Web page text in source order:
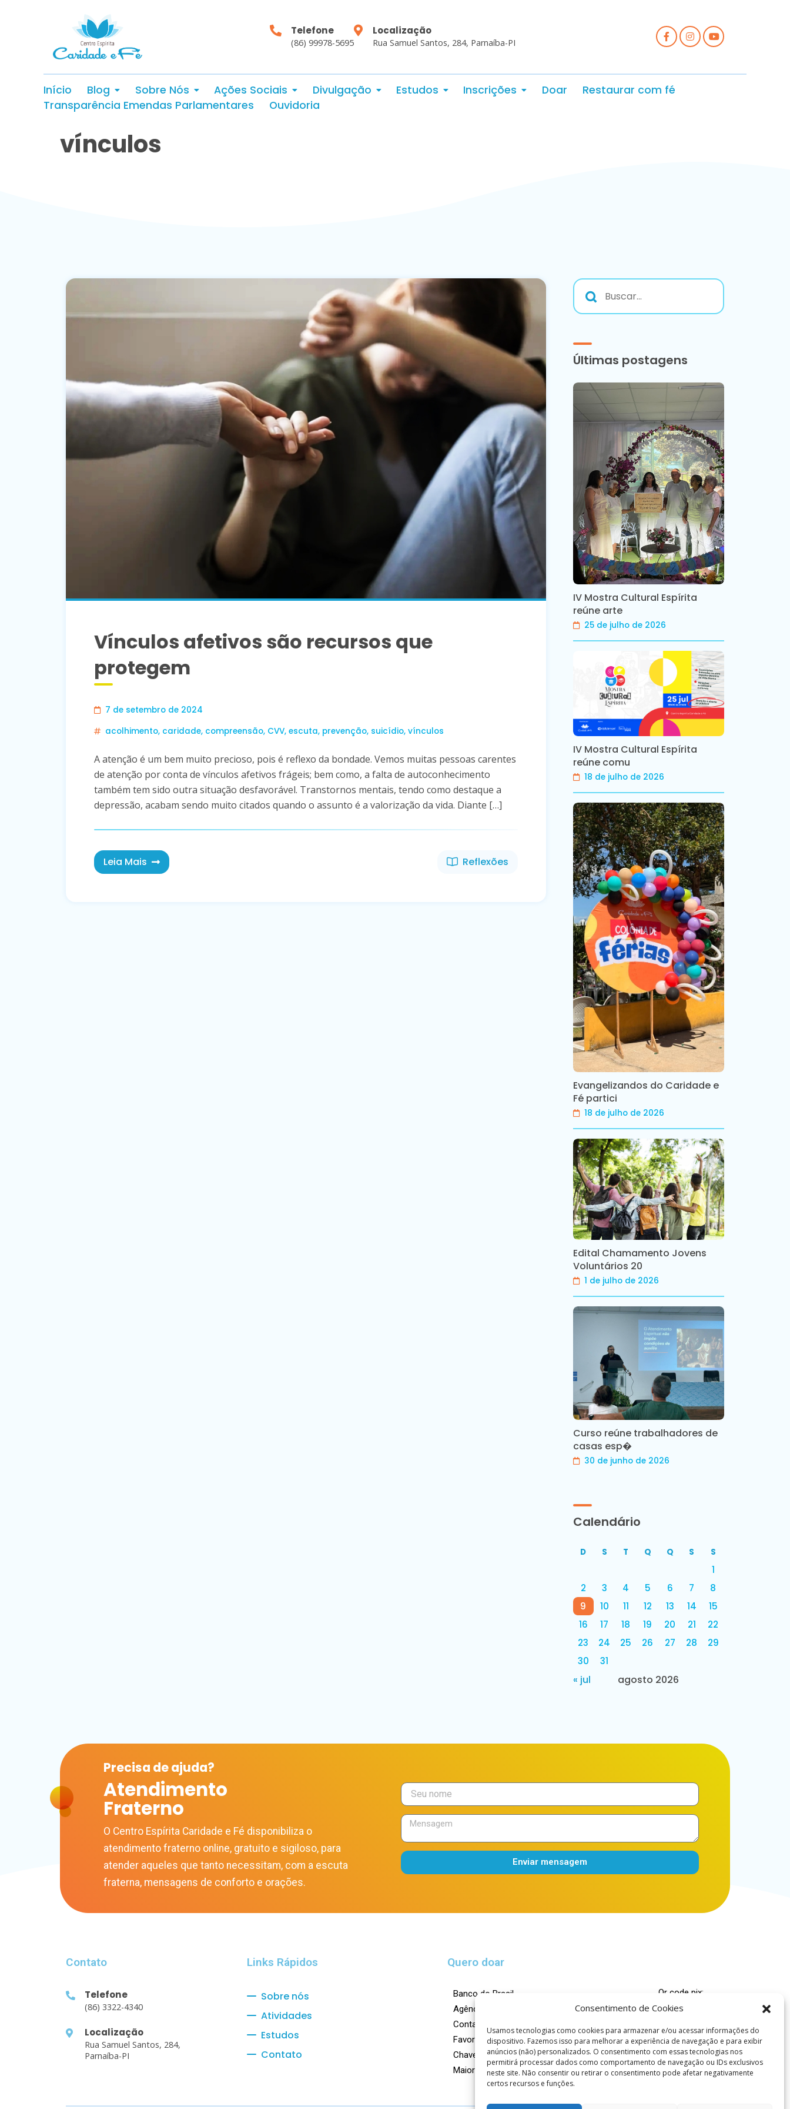
Consentimento de Cookies
Usamos tecnologias como cookies para armazenar e/ou acessar informações do
dispositivo. Fazemos isso para melhorar a experiência de navegação e para exibir
anúncios (não) personalizados. O consentimento com essas tecnologias nos
permitirá processar dados como comportamento de navegação ou IDs exclusivos
neste site. Não consentir ou retirar o consentimento pode afetar negativamente
certos recursos e funções.
Telefone
(86) 99978-5695
Localização
Rua Samuel Santos, 284, Parnaíba-PI
Início Blog Sobre Nós Ações Sociais Divulgação Estudos Inscrições Doar
Restaurar com fé
Transparência Emendas Parlamentares
Ouvidoria
vínculos
Vínculos afetivos são recursos que
protegem
7 de setembro de 2024
acolhimento, caridade, compreensão, CVV, escuta, prevenção, suicídio, vínculos
A atenção é um bem muito precioso, pois é reflexo da bondade. Vemos muitas pessoas carentes
de atenção por conta de vínculos afetivos frágeis; bem como, a falta de autoconhecimento
também tem sido outra situação desfavorável. Transtornos mentais, tendo como destaque a
depressão, acabam sendo muito citados quando o assunto é a valorização da vida. Diante […]
Leia Mais Reflexões
Últimas postagens
IV Mostra Cultural Espírita
reúne arte
25 de julho de 2026
IV Mostra Cultural Espírita
reúne comu
18 de julho de 2026
Evangelizandos do Caridade e
Fé partici
18 de julho de 2026
Edital Chamamento Jovens
Voluntários 20
1 de julho de 2026
Curso reúne trabalhadores de
casas esp�
30 de junho de 2026
Calendário
agosto 2026
D S T Q Q S S
1
2
3 4 5 6 7
8
9
10 11 12 13 14
15
16
17 18 19 20 21
22
23
24 25 26 27 28
29
30
31
« jul
Precisa deajuda?
Atendimento
Fraterno
O Centro Espírita Caridade e Fé disponibiliza o
atendimento fraterno online, gratuito e sigiloso, para
atender aqueles que tanto necessitam, com a escuta
fraterna, mensagens de conforto e orações.
Enviar mensagem
Contato
Telefone
(86) 3322-4340
Localização
Rua Samuel Santos, 284,
Parnaíba-PI
Links Rápidos
Sobre nós
Atividades
Estudos
Contato
Quero doar
Banco do Brasil
Agência: 0023-X
Conta Corrente: 100.000-4
Favorecido: Centro Espírita Caridade e Fé
Chave Pix:doar@caridadefe.org.br
Maiores informações: (86) 99978-5695
Qr code pix: